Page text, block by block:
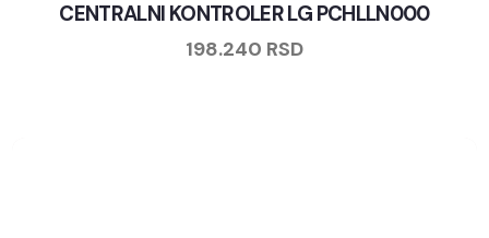
CENTRALNI KONTROLER LG PCHLLN000
198.240 RSD